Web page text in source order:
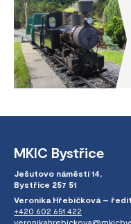
MKIC Bystřice
Ješutovo náměstí 14,
Bystřice 257 51
Veronika Hřebíčková –
+420 602 651 422